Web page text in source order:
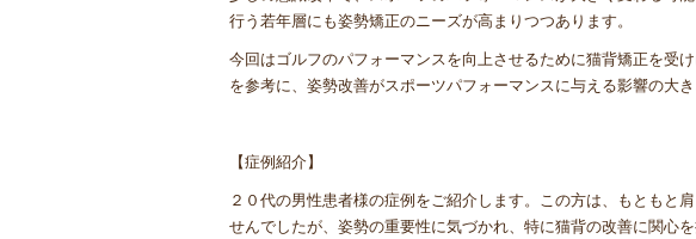
行う若年層にも姿勢矯正のニーズが高まりつつあります。
今回はゴルフのパフォーマンスを向上させるために猫背矯正を受
を参考に、姿勢改善がスポーツパフォーマンスに与える影響の大
【症例紹介】
２０代の男性患者様の症例をご紹介します。この方は、もともと
せんでしたが、姿勢の重要性に気づかれ、特に猫背の改善に関心